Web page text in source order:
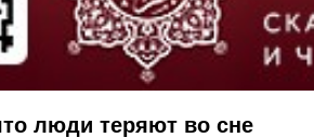
люди теряют во сне